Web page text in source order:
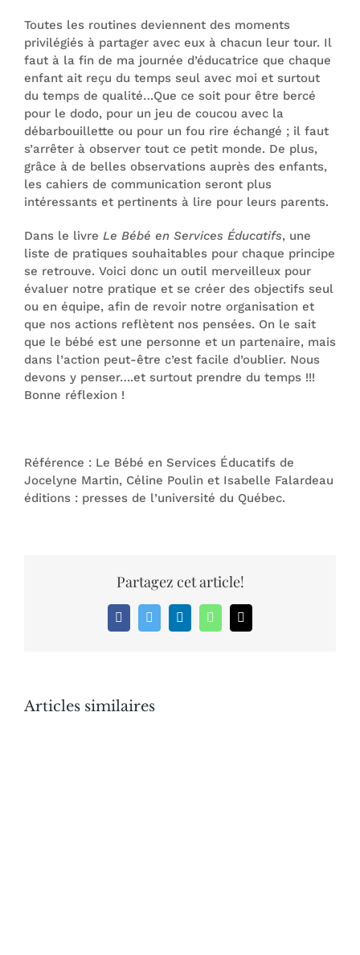
Toutes les routines deviennent des moments
privilégiés à partager avec eux à chacun leur tour. Il
faut à la fin de ma journée d’éducatrice que chaque
enfant ait reçu du temps seul avec moi et surtout
du temps de qualité…Que ce soit pour être bercé
pour le dodo, pour un jeu de coucou avec la
débarbouillette ou pour un fou rire échangé ; il faut
s’arrêter à observer tout ce petit monde. De plus,
grâce à de belles observations auprès des enfants,
les cahiers de communication seront plus
intéressants et pertinents à lire pour leurs parents.
Dans le livre Le Bébé en Services Éducatifs, une
liste de pratiques souhaitables pour chaque principe
se retrouve. Voici donc un outil merveilleux pour
évaluer notre pratique et se créer des objectifs seul
ou en équipe, afin de revoir notre organisation et
que nos actions reflètent nos pensées. On le sait
que le bébé est une personne et un partenaire, mais
dans l’action peut-être c’est facile d’oublier. Nous
devons y penser….et surtout prendre du temps !!!
Bonne réflexion !
Référence : Le Bébé en Services Éducatifs de
Jocelyne Martin, Céline Poulin et Isabelle Falardeau
éditions : presses de l’université du Québec.
Partagez cet article!
FacebookTwitter LinkedInWhatsApp
Articles similaires